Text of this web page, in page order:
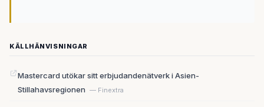
KÄLLHÄNVISNINGAR
Mastercard utökar sitt erbjudandenätverk i Asien-
Stillahavsregionen — Finextra